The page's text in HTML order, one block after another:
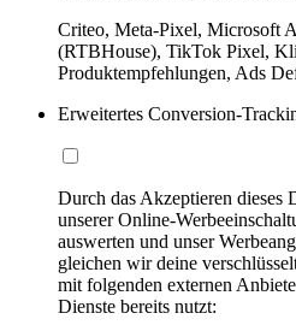
Criteo, Meta-Pixel, Microsoft
(RTBHouse), TikTok Pixel,
Produktempfehlungen, Ads
Erweitertes Conversion-
Durch das Akzeptieren dieses
unserer Online-
auswerten und unser
gleichen wir deine
mit folgenden externen
Dienste bereits nutzt: